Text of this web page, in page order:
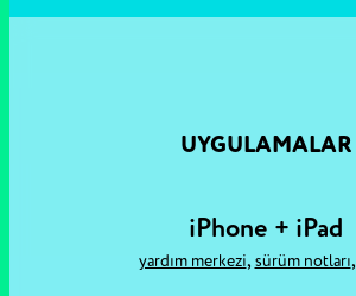
UYGULAMALAR
iPhone + iPad
yardım merkezi, sürüm notları,